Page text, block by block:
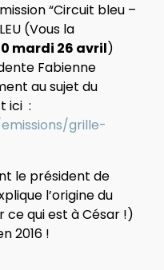
“Circuit bleu –
(Vous la
mardi 26 avril)
Fabienne
au sujet du
ici :
grille-
le président de
l’origine du
ce qui est à César !)
2016 !